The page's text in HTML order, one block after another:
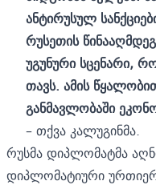
ანტირუსულ
რუსეთის
უგუნური სცენარი,
თავს. ამის
განმავლობაში
– თქვა კალუგინმა.
რუსმა დიპლომატმა
დიპლომატიური